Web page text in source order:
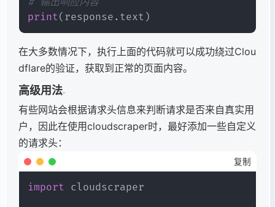
# 输出响应内容
print( response . text )
在大多数情况下，执行上面的代码就可以成功绕过Clou
dflare的验证，获取到正常的页面内容。
高级用法
有些网站会根据请求头信息来判断请求是否来自真实用
户，因此在使用cloudscraper时，最好添加一些自定义
的请求头：
复制
import cloudscraper